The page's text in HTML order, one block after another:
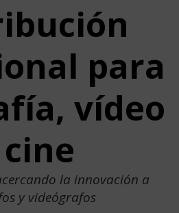
para
vídeo
la innovación a
y videógrafos